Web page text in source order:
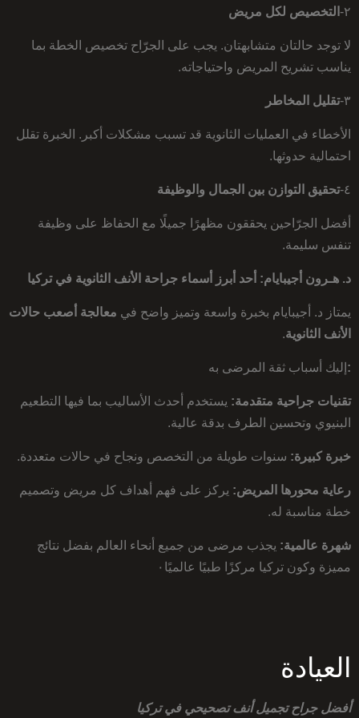
٢- التخصيص لكل مريض
لا توجد حالتان متشابهتان. يجب على الجرّاح تخصيص الخطة بما
يناسب تشريح المريض واحتياجاته.
٣- تقليل المخاطر
الأخطاء في العمليات الثانوية قد تسبب مشكلات أكبر. الخبرة تقلل
احتمالية حدوثها.
٤- تحقيق التوازن بين الجمال والوظيفة
أفضل الجرّاحين يحققون مظهرًا جميلًا مع الحفاظ على وظيفة
تنفس سليمة.
د. هـرون أجيبايام: أحد أبرز أسماء جراحة الأنف الثانوية في تركيا
يمتاز د. أجيبايام بخبرة واسعة وتميز واضح في معالجة أصعب حالات
الأنف الثانوية.
: إليك أسباب ثقة المرضى به
تقنيات جراحية متقدمة: يستخدم أحدث الأساليب بما فيها التطعيم
البنيوي وتحسين الطرف بدقة عالية.
خبرة كبيرة: سنوات طويلة من التخصص ونجاح في حالات متعددة.
رعاية محورها المريض: يركز على فهم أهداف كل مريض وتصميم
خطة مناسبة له.
شهرة عالمية: يجذب مرضى من جميع أنحاء العالم بفضل نتائج
مميزة وكون تركيا مركزًا طبيًا عالميًا٠
العيادة
أفضل جراح تجميل أنف تصحيحي في تركيا